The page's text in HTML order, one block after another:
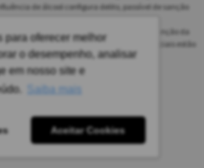
para oferecer melhor
o desempenho, analisar
em nosso site e
Saiba mais
Aceitar Cookies
de álcool configura delito, passível de sanção
ser diferentes das informadas no site em função da
Alteração de preços e condições comerciais estão
a alteração sem aviso prévio.
R$ 1.650,00 para todas as regiões.
meramente ilustrativas.